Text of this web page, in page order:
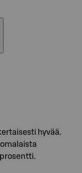
hyvää.